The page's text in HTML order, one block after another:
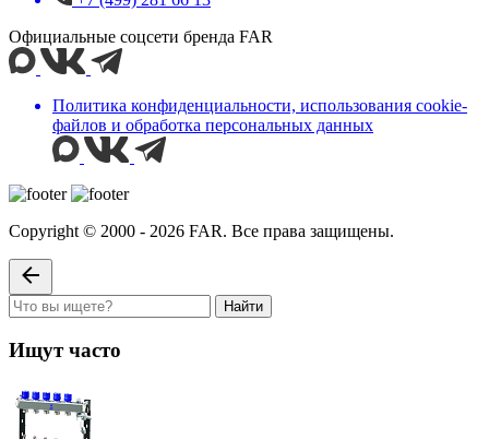
Официальные соцсети бренда FAR
Политика конфиденциальности, использования сookie-
файлов и обработка персональных данных
Copyright © 2000 - 2026 FAR. Все права защищены.
Найти
Ищут часто